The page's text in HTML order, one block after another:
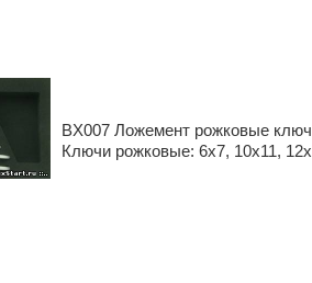
BX007 Ложемент рожковые
Ключи рожковые: 6х7, 10х11,